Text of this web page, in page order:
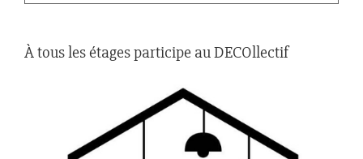
À tous les étages participe au DECOllectif